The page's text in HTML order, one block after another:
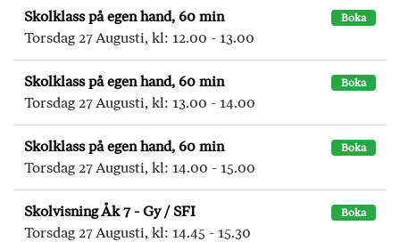
Skolklass på egen hand, 60 min Boka
Torsdag 27 Augusti, kl: 12.00 - 13.00
Skolklass på egen hand, 60 min Boka
Torsdag 27 Augusti, kl: 13.00 - 14.00
Skolklass på egen hand, 60 min Boka
Torsdag 27 Augusti, kl: 14.00 - 15.00
Skolvisning Åk 7 - Gy / SFI Boka
Torsdag 27 Augusti, kl: 14.45 - 15.30